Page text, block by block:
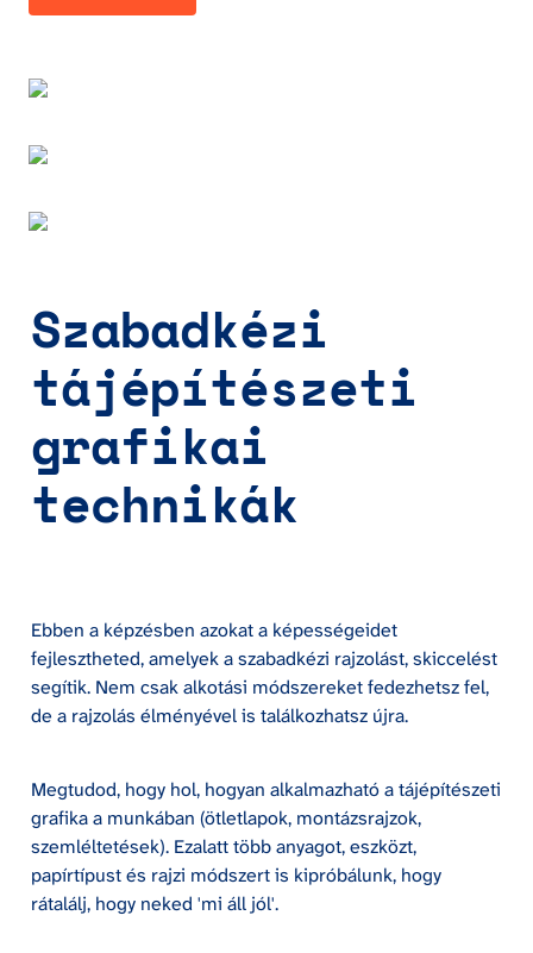
Szabadkézi
tájépítészeti
grafikai
technikák
Ebben a képzésben azokat a képességeidet
fejlesztheted, amelyek a szabadkézi rajzolást, skiccelést
segítik. Nem csak alkotási módszereket fedezhetsz fel,
de a rajzolás élményével is találkozhatsz újra.
Megtudod, hogy hol, hogyan alkalmazható a tájépítészeti
grafika a munkában (ötletlapok, montázsrajzok,
szemléltetések). Ezalatt több anyagot, eszközt,
papírtípust és rajzi módszert is kipróbálunk, hogy
rátalálj, hogy neked 'mi áll jól'.